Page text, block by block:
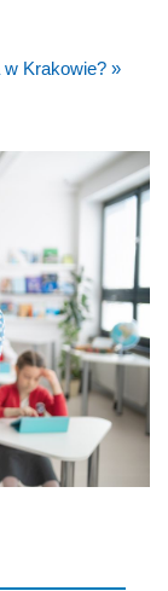
Krakowie? »